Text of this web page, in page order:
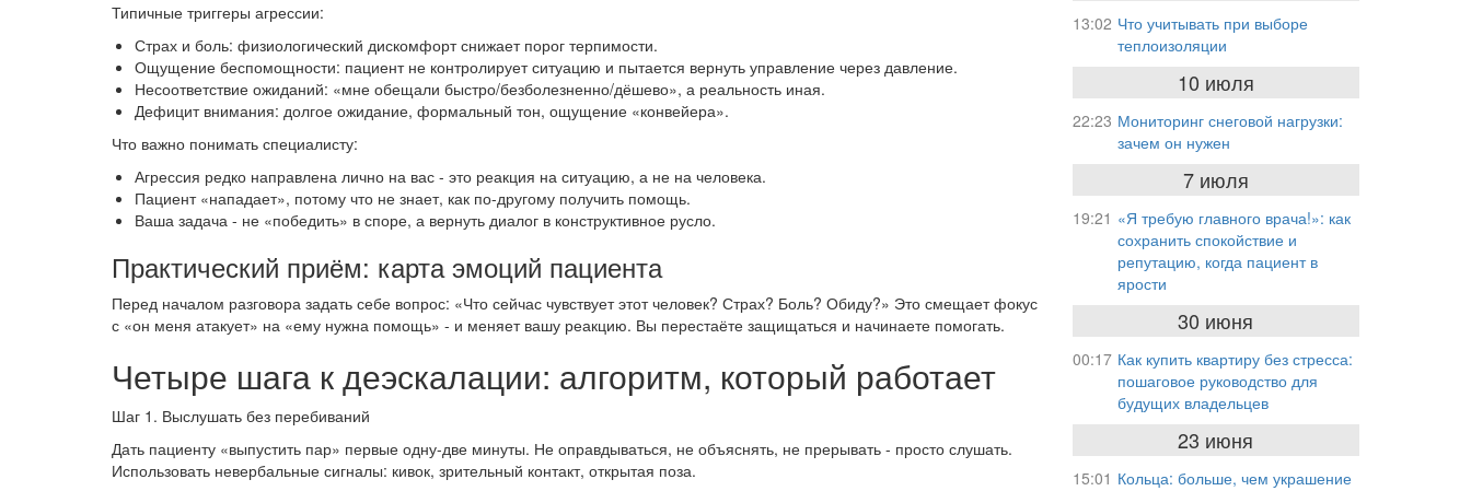
Типичные триггеры агрессии:
Страх и боль: физиологический дискомфорт снижает порог терпимости.
Ощущение беспомощности: пациент не контролирует ситуацию и пытается вернуть управление через давление.
Несоответствие ожиданий: «мне обещали быстро/безболезненно/дёшево», а реальность иная.
Дефицит внимания: долгое ожидание, формальный тон, ощущение «конвейера».
Что важно понимать специалисту:
Агрессия редко направлена лично на вас - это реакция на ситуацию, а не на человека.
Пациент «нападает», потому что не знает, как по-другому получить помощь.
Ваша задача - не «победить» в споре, а вернуть диалог в конструктивное русло.
Практический приём: карта эмоций пациента
Перед началом разговора задать себе вопрос: «Что сейчас чувствует этот человек? Страх? Боль? Обиду?» Это смещает фокус
с «он меня атакует» на «ему нужна помощь» - и меняет вашу реакцию. Вы перестаёте защищаться и начинаете помогать.
Четыре шага к деэскалации: алгоритм, который работает
Шаг 1. Выслушать без перебиваний
Дать пациенту «выпустить пар» первые одну-две минуты. Не оправдываться, не объяснять, не прерывать - просто слушать.
Использовать невербальные сигналы: кивок, зрительный контакт, открытая поза.
13:02 Что учитывать при выборе
теплоизоляции
10 июля
22:23 Мониторинг снеговой нагрузки:
зачем он нужен
7 июля
19:21 «Я требую главного врача!»: как
сохранить спокойствие и
репутацию, когда пациент в
ярости
30 июня
00:17 Как купить квартиру без стресса:
пошаговое руководство для
будущих владельцев
23 июня
15:01 Кольца: больше, чем украшение